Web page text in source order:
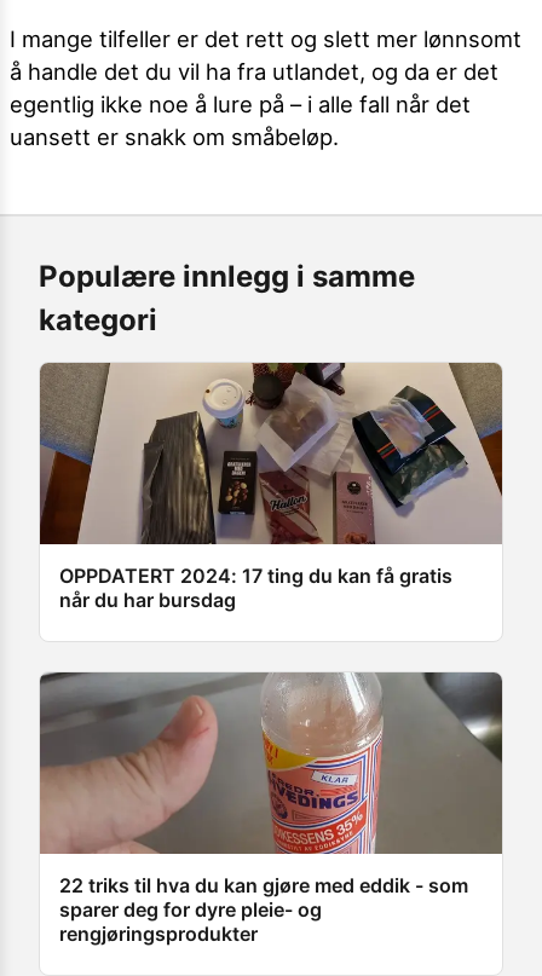
I mange tilfeller er det rett og slett mer lønnsomt
å handle det du vil ha fra utlandet, og da er det
egentlig ikke noe å lure på – i alle fall når det
uansett er snakk om småbeløp.
Populære innlegg i samme
kategori
OPPDATERT 2024: 17 ting du kan få gratis
når du har bursdag
22 triks til hva du kan gjøre med eddik - som
sparer deg for dyre pleie- og
rengjøringsprodukter